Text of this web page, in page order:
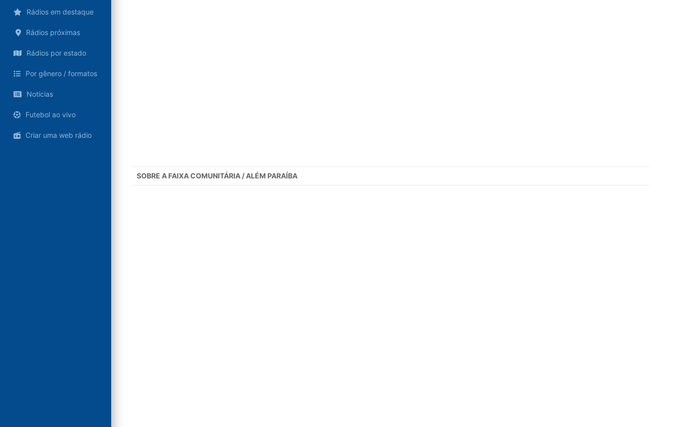
Rádios em destaque
Rádios próximas
Rádios por estado
Por gênero / formatos
Notícias
Futebol ao vivo
Criar uma web rádio
SOBRE A FAIXA COMUNITÁRIA / ALÉM PARAÍBA